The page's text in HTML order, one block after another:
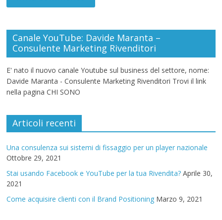
Canale YouTube: Davide Maranta –
Consulente Marketing Rivenditori
E' nato il nuovo canale Youtube sul business del settore, nome:
Davide Maranta - Consulente Marketing Rivenditori Trovi il link
nella pagina CHI SONO
Articoli recenti
Una consulenza sui sistemi di fissaggio per un player nazionale
Ottobre 29, 2021
Stai usando Facebook e YouTube per la tua Rivendita? Aprile 30,
2021
Come acquisire clienti con il Brand Positioning Marzo 9, 2021